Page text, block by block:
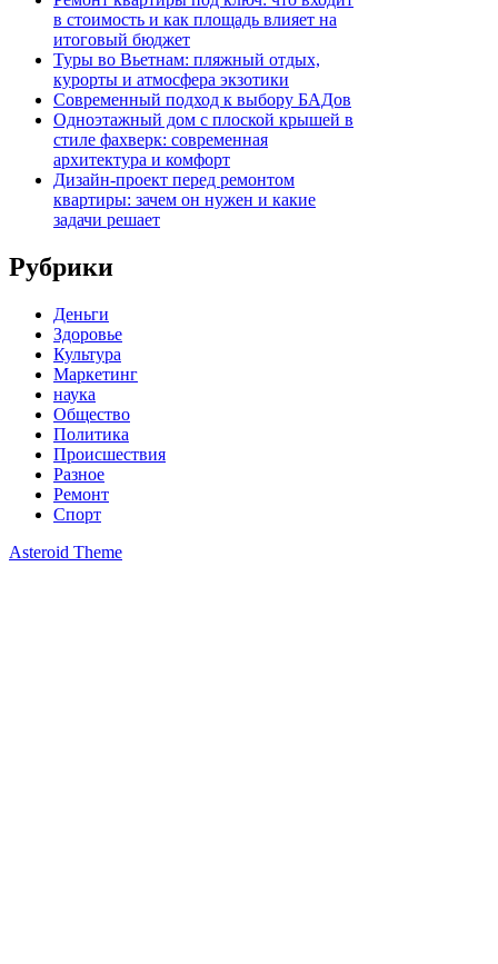
в стоимость и как площадь влияет на
итоговый бюджет
Туры во Вьетнам: пляжный отдых,
курорты и атмосфера экзотики
Современный подход к выбору БАДов
Одноэтажный дом с плоской крышей в
стиле фахверк: современная
архитектура и комфорт
Дизайн-проект перед ремонтом
квартиры: зачем он нужен и какие
задачи решает
Рубрики
Деньги
Здоровье
Культура
Маркетинг
наука
Общество
Политика
Происшествия
Разное
Ремонт
Спорт
Asteroid Theme